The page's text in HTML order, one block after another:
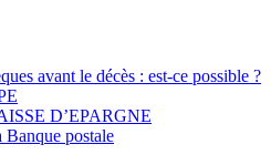
avant le décès : est-ce possible ?
D’EPARGNE
Banque postale